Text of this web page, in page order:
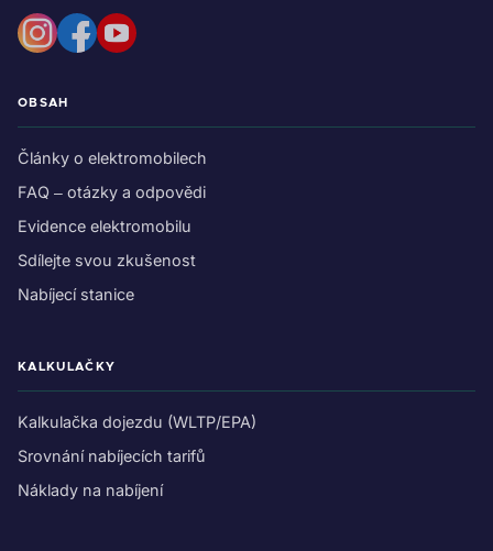
OBSAH
Články o elektromobilech
FAQ – otázky a odpovědi
Evidence elektromobilu
Sdílejte svou zkušenost
Nabíjecí stanice
KALKULAČKY
Kalkulačka dojezdu (WLTP/EPA)
Srovnání nabíjecích tarifů
Náklady na nabíjení